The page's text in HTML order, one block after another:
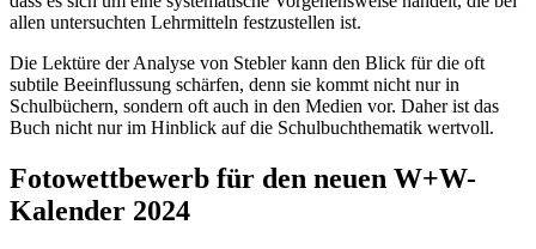
allen untersuchten Lehrmitteln festzustellen ist.
Die Lektüre der Analyse von Stebler kann den Blick für die oft
subtile Beeinflussung schärfen, denn sie kommt nicht nur in
Schulbüchern, sondern oft auch in den Medien vor. Daher ist das
Buch nicht nur im Hinblick auf die Schulbuchthematik wertvoll.
Fotowettbewerb für den neuen W+W-
Kalender 2024